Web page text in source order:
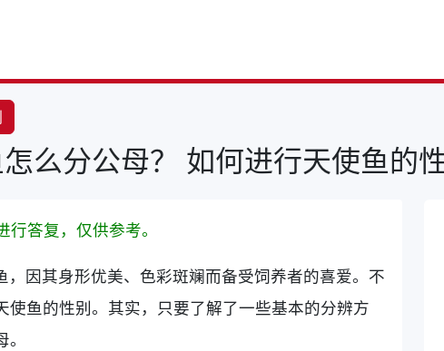
么分公母？ 如何进行天使鱼的
行答复，仅供参考。
，因其身形优美、色彩斑斓而备受饲养者的喜爱。不
鱼的性别。其实，只要了解了一些基本的分辨方